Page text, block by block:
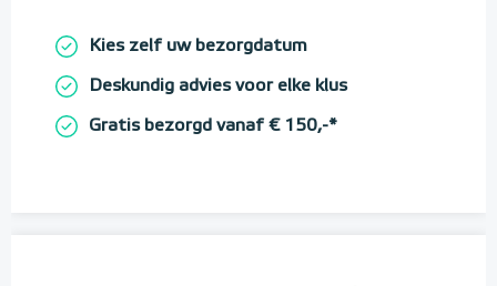
Kies zelf uw bezorgdatum
Deskundig advies voor elke klus
Gratis bezorgd vanaf € 150,-*